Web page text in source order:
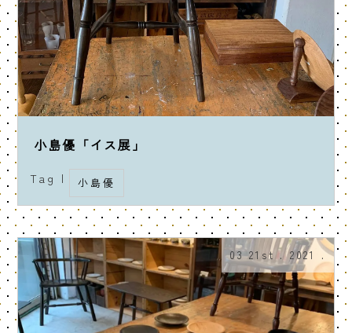
小島優「イス展」
Tag | 小島優
03 21st . 2021 .